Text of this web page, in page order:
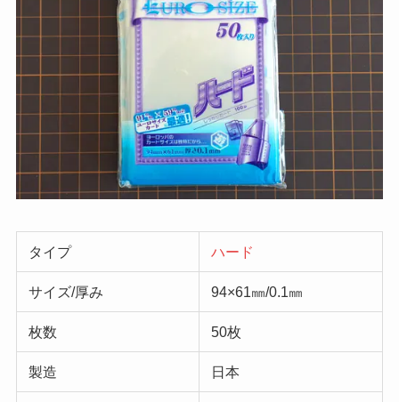
タイプ ハード
サイズ/厚み 94×61㎜/0.1㎜
枚数 50枚
製造 日本